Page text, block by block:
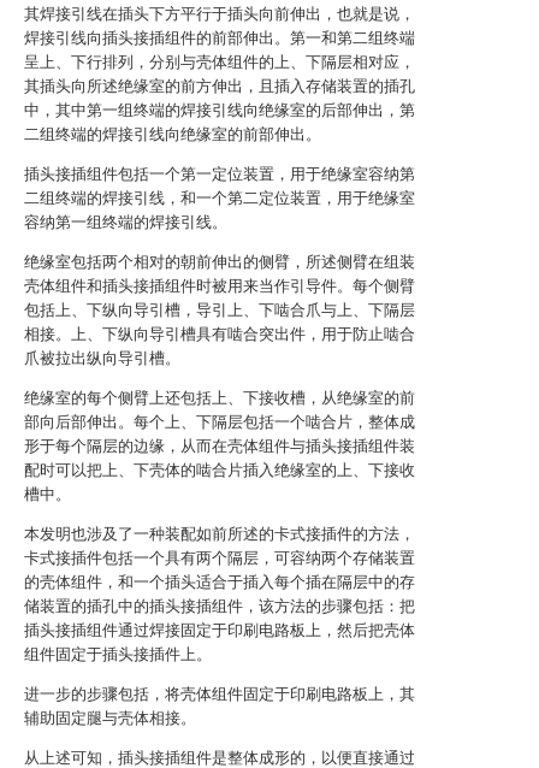
其焊接引线在插头下方平行于插头向前伸出，也就是说，
焊接引线向插头接插组件的前部伸出。第一和第二组终端
呈上、下行排列，分别与壳体组件的上、下隔层相对应，
其插头向所述绝缘室的前方伸出，且插入存储装置的插孔
中，其中第一组终端的焊接引线向绝缘室的后部伸出，第
二组终端的焊接引线向绝缘室的前部伸出。
插头接插组件包括一个第一定位装置，用于绝缘室容纳第
二组终端的焊接引线，和一个第二定位装置，用于绝缘室
容纳第一组终端的焊接引线。
绝缘室包括两个相对的朝前伸出的侧臂，所述侧臂在组装
壳体组件和插头接插组件时被用来当作引导件。每个侧臂
包括上、下纵向导引槽，导引上、下啮合爪与上、下隔层
相接。上、下纵向导引槽具有啮合突出件，用于防止啮合
爪被拉出纵向导引槽。
绝缘室的每个侧臂上还包括上、下接收槽，从绝缘室的前
部向后部伸出。每个上、下隔层包括一个啮合片，整体成
形于每个隔层的边缘，从而在壳体组件与插头接插组件装
配时可以把上、下壳体的啮合片插入绝缘室的上、下接收
槽中。
本发明也涉及了一种装配如前所述的卡式接插件的方法，
卡式接插件包括一个具有两个隔层，可容纳两个存储装置
的壳体组件，和一个插头适合于插入每个插在隔层中的存
储装置的插孔中的插头接插组件，该方法的步骤包括：把
插头接插组件通过焊接固定于印刷电路板上，然后把壳体
组件固定于插头接插件上。
进一步的步骤包括，将壳体组件固定于印刷电路板上，其
辅助固定腿与壳体相接。
从上述可知，插头接插组件是整体成形的，以便直接通过